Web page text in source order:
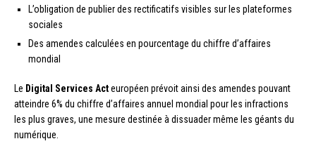
L’obligation de publier des rectificatifs visibles sur les plateformes
sociales
Des amendes calculées en pourcentage du chiffre d’affaires
mondial
Le Digital Services Acteuropéen prévoit ainsi des amendes pouvant
atteindre 6% du chiffre d’affaires annuel mondial pour les infractions
les plus graves, une mesure destinée à dissuader même les géants du
numérique.